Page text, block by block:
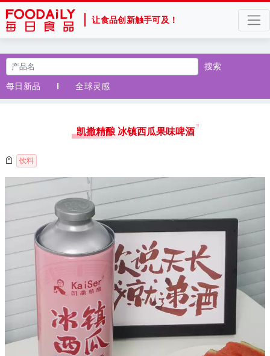
让食品创新触手可及！
搜索
每日新品
全球灵感
凯撒精酿 冰镇西瓜果味啤酒
饮料